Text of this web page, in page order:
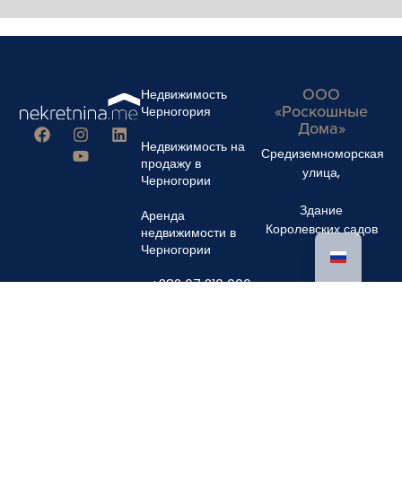
Недвижимость
Черногория
Недвижимость на
продажу в
Черногории
Аренда
недвижимости в
Черногории
+382 67 310 006
ООО
«Роскошные
Дома»
Средиземноморская
улица,
Здание
Королевских садов